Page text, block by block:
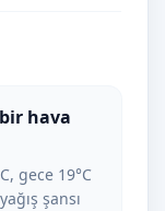
hava
gece 19°C
şansı